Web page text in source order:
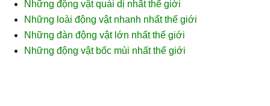
Những động vật quái dị nhất thế giới
Những loài động vật nhanh nhất thế giới
Những đàn động vật lớn nhất thế giới
Những động vật bốc mùi nhất thế giới